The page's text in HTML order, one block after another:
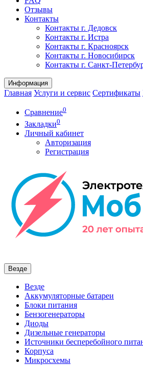
Отзывы
Контакты
Контакты г. Дедовск
Контакты г. Истра
Контакты г. Красноярск
Контакты г. Новосибирск
Контакты г. Санкт-
Информация
Главная Услуги и сервис Сертификаты
Сравнение0
Закладки0
Личный кабинет
Авторизация
Регистрация
Везде
Везде
Аккумуляторные батареи
Блоки питания
Бензогенераторы
Диоды
Дизельные генераторы
Источники бесперебойного
Корпуса
Микросхемы